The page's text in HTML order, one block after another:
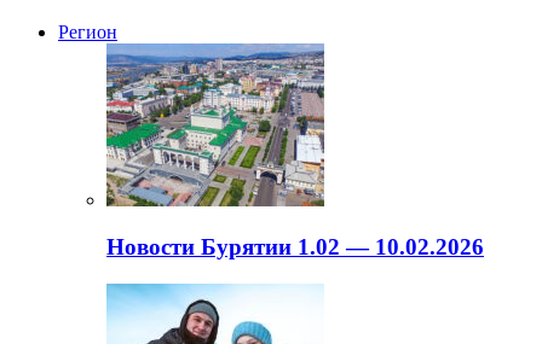
Регион
Новости Бурятии 1.02 — 10.02.2026